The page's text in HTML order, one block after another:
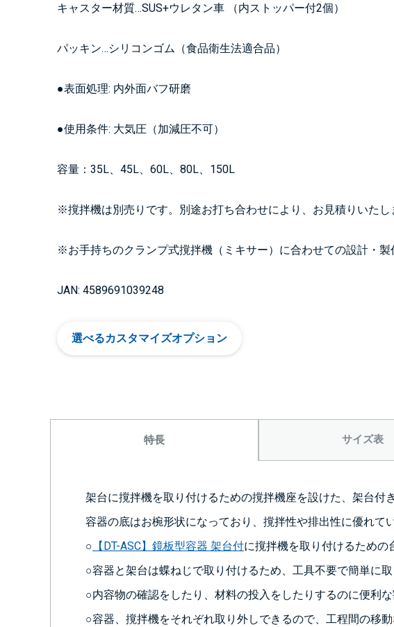
キャスター材質…SUS+ウレタン車 （内ストッパー付2個）
パッキン…シリコンゴム（食品衛生法適合品）
●表面処理: 内外面バフ研磨
●使用条件: 大気圧（加減圧不可）
容量：35L、45L、60L、80L、150L
※撹拌機は別売りです。別途お打ち合わせにより、お見積りいたし
※お手持ちのクランプ式撹拌機（ミキサー）に合わせての設計・製
JAN: 4589691039248
選べるカスタマイズオプション
特長 サイズ表
架台に撹拌機を取り付けるための撹拌機座を設けた、架台付
容器の底はお椀形状になっており、撹拌性や排出性に優れてい
○
【DT-ASC】鏡板型容器 架台付に撹拌機を取り付けるための
○容器と架台は蝶ねじで取り付けるため、工具不要で簡単に
○内容物の確認をしたり、材料の投入をしたりするのに便利な
○容器、撹拌機をそれぞれ取り外しできるので、工程間の移動